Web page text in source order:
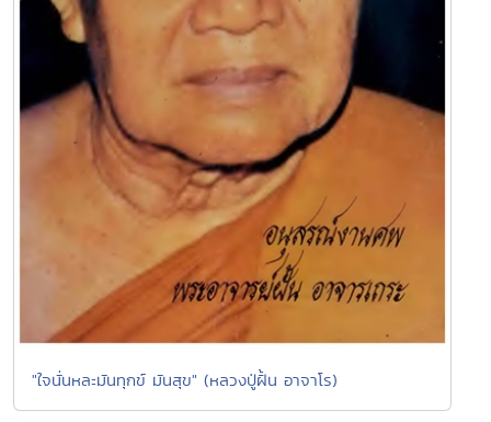
"ใจนั่นหละมันทุกข์ มันสุข" (หลวงปู่ฝั้น อาจาโร)